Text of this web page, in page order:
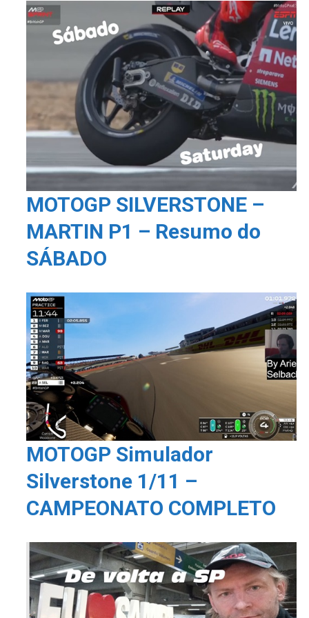
MOTOGP SILVERSTONE –
MARTIN P1 – Resumo do
SÁBADO
MOTOGP Simulador
Silverstone 1/11 –
CAMPEONATO COMPLETO